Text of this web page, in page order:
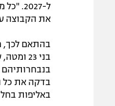
ל-
את הקבוצה
בהתאם לכך,
בנבחרותיהם
בדקה את כל
באליפות